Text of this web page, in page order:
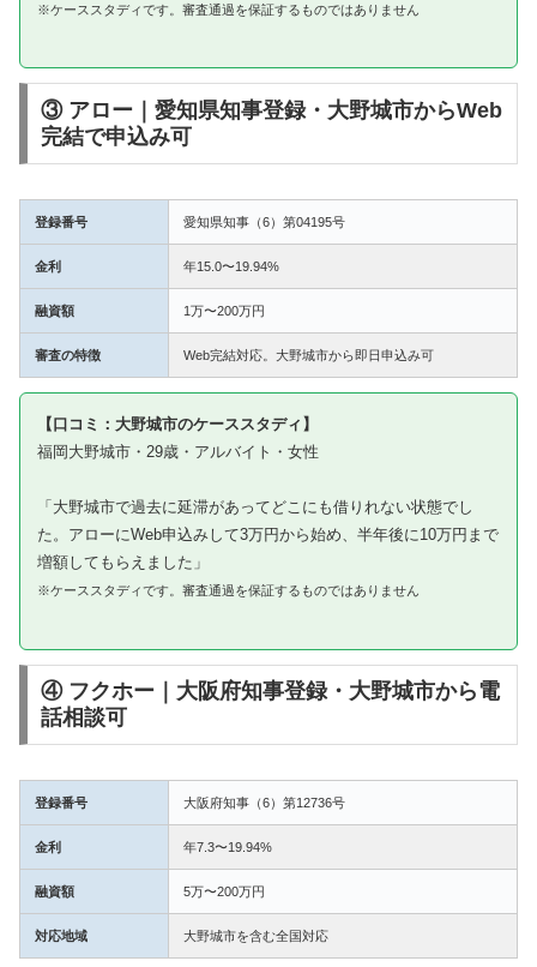
※ケーススタディです。審査通過を保証するものではありません
③ アロー｜愛知県知事登録・大野城市からWeb
完結で申込み可
登録番号 愛知県知事（6）第04195号
金利 年15.0〜19.94%
融資額 1万〜200万円
審査の特徴 Web完結対応。大野城市から即日申込み可
【口コミ：大野城市のケーススタディ】
福岡大野城市・29歳・アルバイト・女性
「大野城市で過去に延滞があってどこにも借りれない状態でし
た。アローにWeb申込みして3万円から始め、半年後に10万円まで
増額してもらえました」
※ケーススタディです。審査通過を保証するものではありません
④ フクホー｜大阪府知事登録・大野城市から電
話相談可
登録番号 大阪府知事（6）第12736号
金利 年7.3〜19.94%
融資額 5万〜200万円
対応地域 大野城市を含む全国対応